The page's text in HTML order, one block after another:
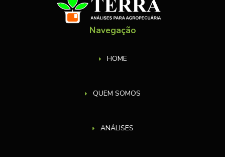
Navegação
HOME
QUEM SOMOS
ANÁLISES